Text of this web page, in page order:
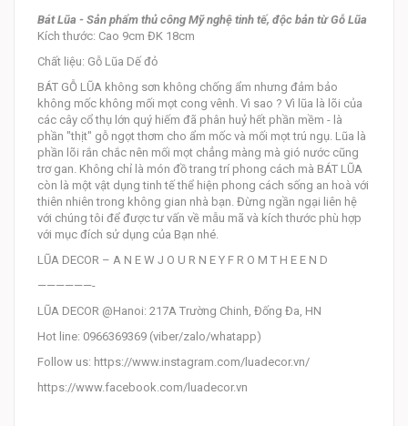
Bát Lũa - Sản phẩm thủ công Mỹ nghệ tinh tế, độc bản từ Gỗ Lũa
Kích thước: Cao 9cm ĐK 18cm
Chất liệu: Gỗ Lũa Dế đỏ
BÁT GỖ LŨA không sơn không chống ẩm nhưng đảm bảo
không mốc không mối mọt cong vênh. Vì sao ? Vì lũa là lõi của
các cây cổ thụ lớn quý hiếm đã phân huỷ hết phần mềm - là
phần "thịt" gỗ ngọt thơm cho ẩm mốc và mối mọt trú ngụ. Lũa là
phần lõi rắn chắc nên mối mọt chẳng màng mà gió nước cũng
trơ gan. Không chỉ là món đồ trang trí phong cách mà BÁT LŨA
còn là một vật dụng tinh tế thể hiện phong cách sống an hoà với
thiên nhiên trong không gian nhà bạn. Đừng ngần ngại liên hệ
với chúng tôi để được tư vấn về mẫu mã và kích thước phù hợp
với mục đích sử dụng của Bạn nhé.
LŨA DECOR – A N E W J O U R N E Y F R O M T H E E N D
——————-
LŨA DECOR @Hanoi: 217A Trường Chinh, Đống Đa, HN
Hot line: 0966369369 (viber/zalo/whatapp)
Follow us: https://www.instagram.com/luadecor.vn/
https://www.facebook.com/luadecor.vn